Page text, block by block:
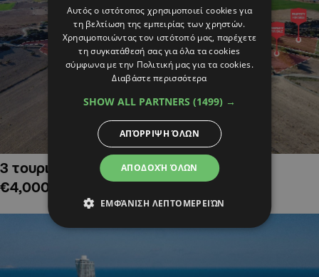
3 τουριστικά χωράφια στην Αλαμινό,
€4,000,000
Αυτός ο ιστότοπος χρησιμοποιεί cookies για
τη βελτίωση της εμπειρίας των χρηστών.
Χρησιμοποιώντας τον ιστότοπό μας, παρέχετε
τη συγκατάθεσή σας για όλα τα cookies
σύμφωνα με την Πολιτική μας για τα cookies.
Διαβάστε περισσότερα
SHOW ALL PARTNERS (1499) →
ΑΠΟΔΟΧΉ ΌΛΩΝ
ΑΠΌΡΡΙΨΗ ΌΛΩΝ
ΕΜΦΆΝΙΣΗ ΛΕΠΤΟΜΕΡΕΙΏΝ